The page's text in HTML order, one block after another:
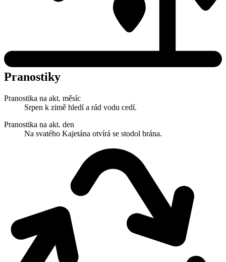
Pranostiky
Pranostika na akt. měsíc
Srpen k zimě hledí a rád vodu cedí.
Pranostika na akt. den
Na svatého Kajetána otvírá se stodol brána.